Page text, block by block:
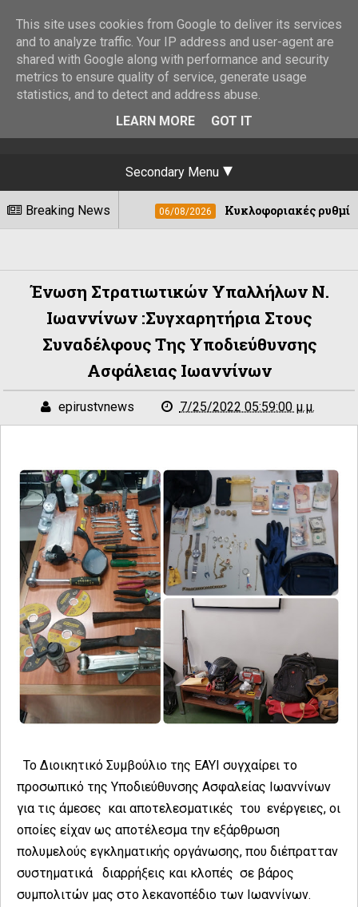
Secondary Menu
Breaking News06/08/2026 Κυκλοφοριακές ρυθμίσεις
Ένωση Στρατιωτικών Υπαλλήλων N.
Ιωαννίνων :Συγχαρητήρια Στους
Συναδέλφους Της Υποδιεύθυνσης
Ασφάλειας Ιωαννίνων
epirustvnews 7/25/2022 05:59:00 μ.μ.
Το Διοικητικό Συμβούλιο της ΕΑΥΙ συγχαίρει το
προσωπικό της Υποδιεύθυνσης Ασφαλείας Ιωαννίνων
για τις άμεσες και αποτελεσματικές του ενέργειες, οι
οποίες είχαν ως αποτέλεσμα την εξάρθρωση
πολυμελούς εγκληματικής οργάνωσης, που διέπρατταν
συστηματικά διαρρήξεις και κλοπές σε βάρος
συμπολιτών μας στο λεκανοπέδιο των Ιωαννίνων.
This site uses cookies from Google to deliver its services
and to analyze traffic. Your IP address and user-agent are
shared with Google along with performance and security
metrics to ensure quality of service, generate usage
statistics, and to detect and address abuse.
LEARN MORE
GOT IT